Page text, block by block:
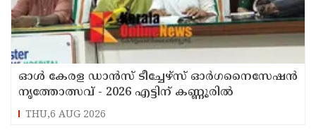
ഓൾ കേരള ഡാൻസ് ടീച്ചേഴ്സ് ഓർഗനൈസേഷൻ
നൃത്തോത്സവ് - 2026 എട്ടിന് കണ്ണൂരിൽ
THU,6 AUG 2026